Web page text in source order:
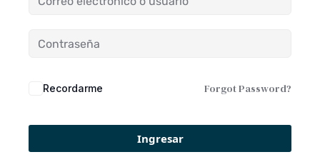
Recordarme Forgot Password?
Ingresar